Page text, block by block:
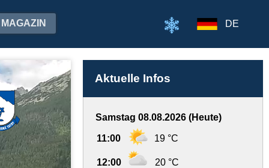
MAGAZIN DE
Aktuelle Infos
Samstag 08.08.2026 (Heute)
11:00 19 °C
12:00 20 °C